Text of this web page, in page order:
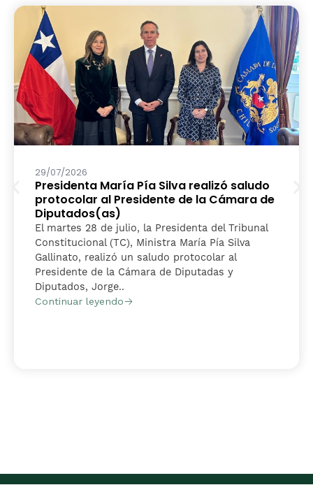
29/07/2026
Presidenta María Pía Silva realizó saludo
protocolar al Presidente de la Cámara de
Diputados(as)
El martes 28 de julio, la Presidenta del Tribunal
Constitucional (TC), Ministra María Pía Silva
Gallinato, realizó un saludo protocolar al
Presidente de la Cámara de Diputadas y
Diputados, Jorge..
Continuar leyendo